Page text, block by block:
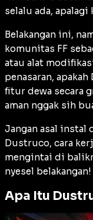
selalu ada, apalagi
Belakangan ini,
komunitas FF
atau alat
penasaran,
fitur dewa secara
aman nggak sih
Jangan asal instal
Dustruco, cara
mengintai di
nyesel belakangan!
Apa Itu